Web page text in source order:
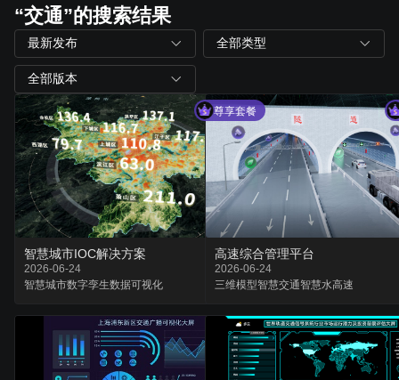
“交通”的搜索结果
最新发布 全部类型
全部版本
尊享套餐
智慧城市IOC解决方案
2026-06-24
智慧城市数字孪生数据可视化
高速综合管理平台
2026-06-24
三维模型智慧交通智慧水高速